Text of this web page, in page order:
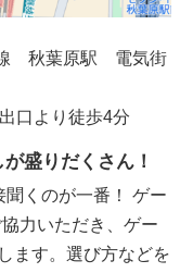
線 秋葉原駅 電気街
口より徒歩4分
盛りだくさん！
くのが一番！ ゲー
力いただき、ゲー
ます。選び方などを